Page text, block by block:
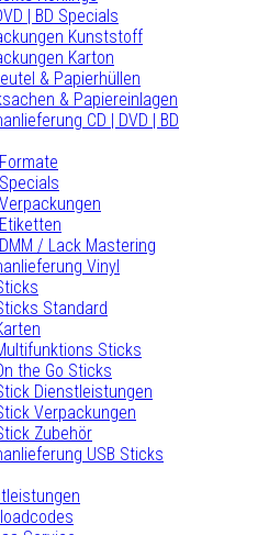
| BD Specials
Kunststoff
Karton
& Papierhüllen
& Papiereinlagen
CD | DVD | BD
/ Lack Mastering
Vinyl
Standard
Sticks
the Go Sticks
Dienstleistungen
Verpackungen
Zubehör
USB Sticks